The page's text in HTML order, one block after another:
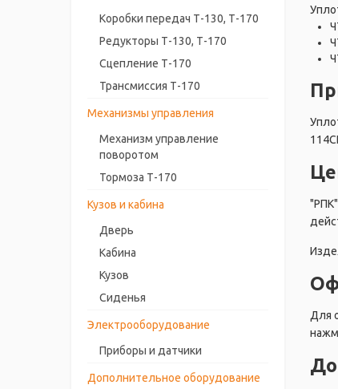
Коробки передач Т-130, Т-170
Редукторы Т-130, Т-170
Сцепление Т-170
Трансмиссия Т-170
Механизмы управления
Механизм управление
поворотом
Тормоза Т-170
Кузов и кабина
Дверь
Кабина
Кузов
Сиденья
Электрооборудование
Приборы и датчики
Дополнительное оборудование
Для